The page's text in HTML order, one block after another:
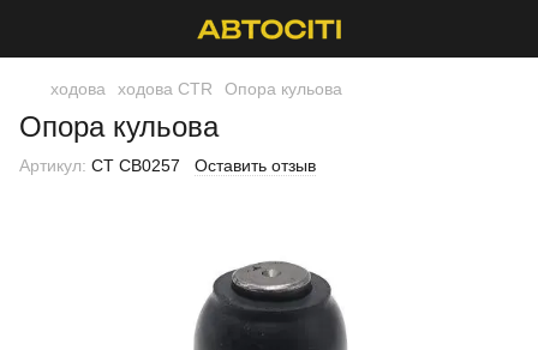
ходова ходова CTR Опора кульова
Опора кульова
Артикул: CT CB0257 Оставить отзыв